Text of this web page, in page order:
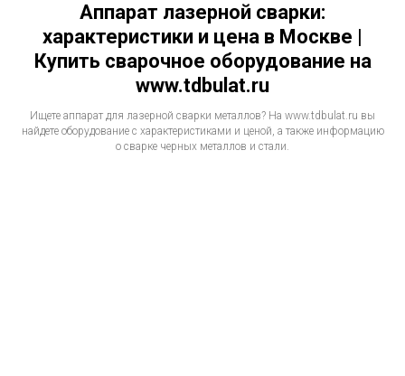
Аппарат лазерной сварки:
характеристики и цена в Москве |
Купить сварочное оборудование на
www.tdbulat.ru
Ищете аппарат для лазерной сварки металлов? На www.tdbulat.ru вы
найдете оборудование с характеристиками и ценой, а также информацию
о сварке черных металлов и стали.